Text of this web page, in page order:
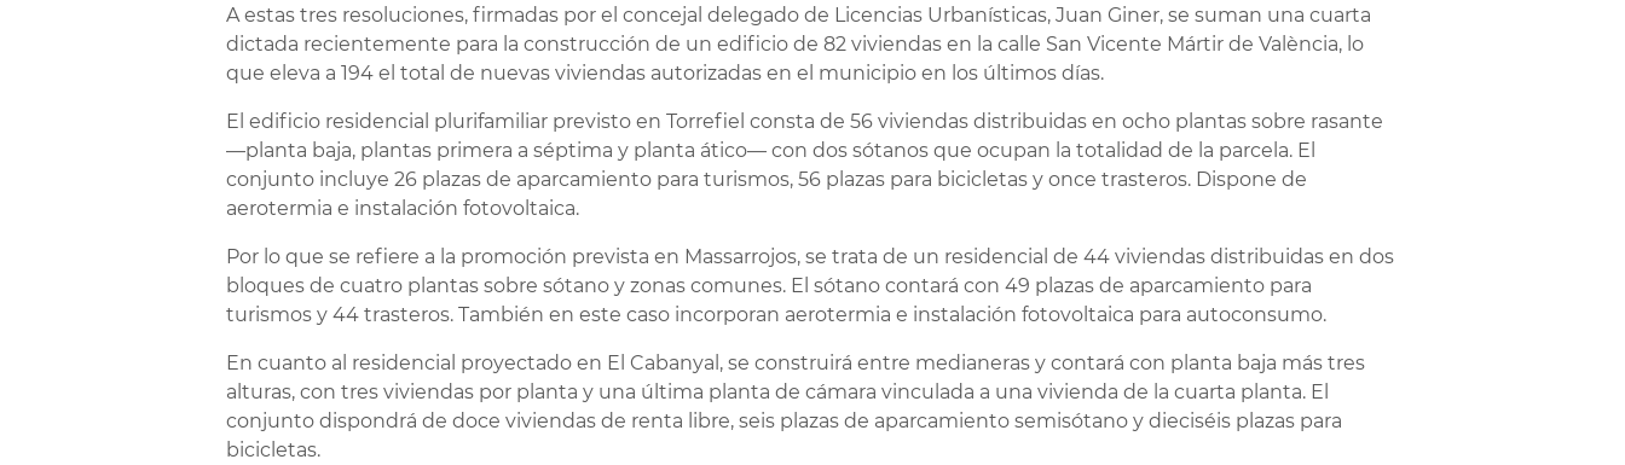
A estas tres resoluciones, firmadas por el concejal delegado de Licencias Urbanísticas, Juan Giner, se suman una cuarta
dictada recientemente para la construcción de un edificio de 82 viviendas en la calle San Vicente Mártir de València, lo
que eleva a 194 el total de nuevas viviendas autorizadas en el municipio en los últimos días.
El edificio residencial plurifamiliar previsto en Torrefiel consta de 56 viviendas distribuidas en ocho plantas sobre rasante
—planta baja, plantas primera a séptima y planta ático— con dos sótanos que ocupan la totalidad de la parcela. El
conjunto incluye 26 plazas de aparcamiento para turismos, 56 plazas para bicicletas y once trasteros. Dispone de
aerotermia e instalación fotovoltaica.
Por lo que se refiere a la promoción prevista en Massarrojos, se trata de un residencial de 44 viviendas distribuidas en dos
bloques de cuatro plantas sobre sótano y zonas comunes. El sótano contará con 49 plazas de aparcamiento para
turismos y 44 trasteros. También en este caso incorporan aerotermia e instalación fotovoltaica para autoconsumo.
En cuanto al residencial proyectado en El Cabanyal, se construirá entre medianeras y contará con planta baja más tres
alturas, con tres viviendas por planta y una última planta de cámara vinculada a una vivienda de la cuarta planta. El
conjunto dispondrá de doce viviendas de renta libre, seis plazas de aparcamiento semisótano y dieciséis plazas para
bicicletas.